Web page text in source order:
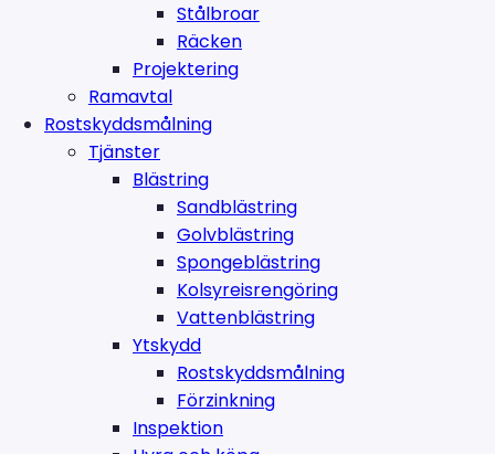
Stålbroar
Räcken
Projektering
Ramavtal
Rostskyddsmålning
Tjänster
Blästring
Sandblästring
Golvblästring
Spongeblästring
Kolsyreisrengöring
Vattenblästring
Ytskydd
Rostskyddsmålning
Förzinkning
Inspektion